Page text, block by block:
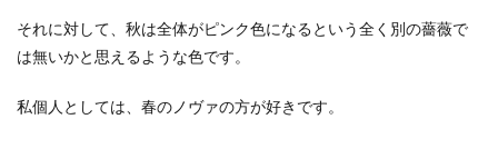
それに対して、秋は全体がピンク色になるという全く別の薔薇で
は無いかと思えるような色です。
私個人としては、春のノヴァの方が好きです。